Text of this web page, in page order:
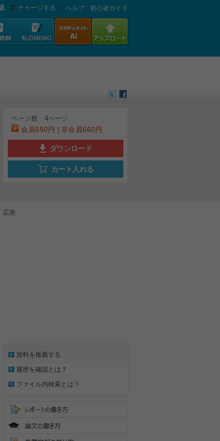
チャージする へルプ 初心者ガイド
ページ数 : 4ページ
会員550円 非会員660円
ダウンロード
カート入れる
広告
資料を推薦する
履歴を確認とは？
ファイル内検索とは？